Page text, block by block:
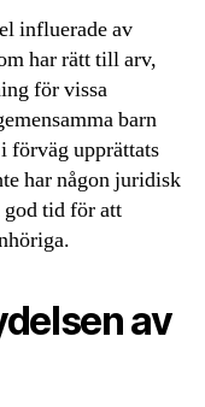
influerade av
har rätt till arv,
för vissa
barn
förväg upprättats
har någon juridisk
god tid för att
av